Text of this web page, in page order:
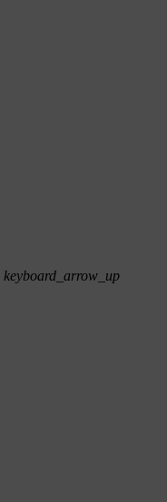
keyboard_arrow_up